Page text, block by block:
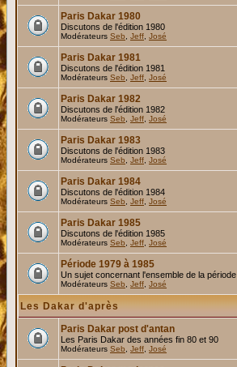
Paris Dakar 1980
Discutons de l'édition 1980
Modérateurs Seb Jeff José
Paris Dakar 1981
Discutons de l'édition 1981
Modérateurs Seb Jeff José
Paris Dakar 1982
Discutons de l'édition 1982
Modérateurs Seb Jeff José
Paris Dakar 1983
Discutons de l'édition 1983
Modérateurs Seb Jeff José
Paris Dakar 1984
Discutons de l'édition 1984
Modérateurs Seb Jeff José
Paris Dakar 1985
Discutons de l'édition 1985
Modérateurs Seb Jeff José
Période 1979 à 1985
Un sujet concernant l'ensemble de la période
Modérateurs Seb Jeff José
Les Dakar d'après
Paris Dakar post d'antan
Les Paris Dakar des années fin 80 et 90
Modérateurs Seb Jeff José